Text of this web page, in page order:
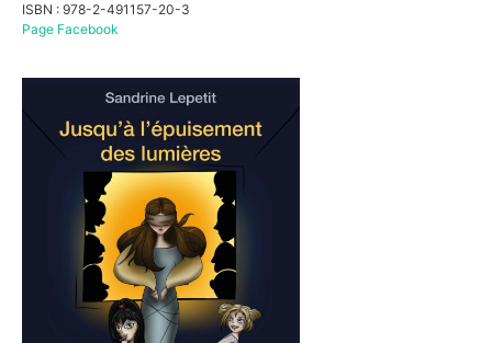
ISBN : 978-2-491157-20-3
Page Facebook